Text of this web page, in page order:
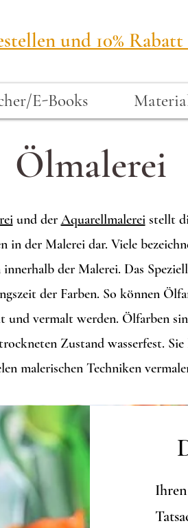
und 10%
E-Books
Ölmalerei
und der Aquarellmalereistellt
in der Malerei dar. Viele
der Malerei. Das
der Farben. So können
und vermalt werden. Ölfarben
Zustand wasserfest. Sie
malerischen Techniken